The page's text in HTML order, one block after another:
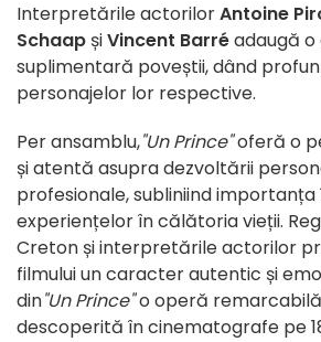
Interpretările actorilorAntoine
Schaap șiVincent Barréadaugă o
suplimentară poveștii, dând
personajelor lor respective.
Per ansamblu,"Un Prince"oferă o
și atentă asupra dezvoltării
profesionale, subliniind
experiențelor în călătoria vieții.
Creton și interpretările actorilor
filmului un caracter autentic și
din"Un Prince"o operă
descoperită în cinematografe pe